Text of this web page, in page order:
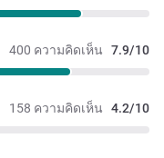
400 ความคิดเห็น 7.9/10
158 ความคิดเห็น 4.2/10